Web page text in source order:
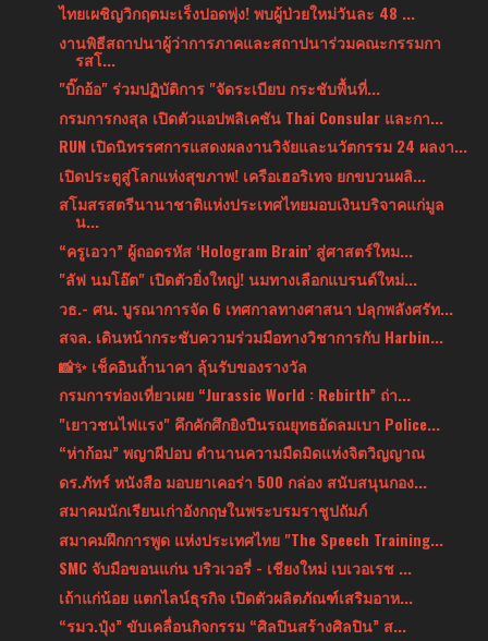
ไทยเผชิญวิกฤตมะเร็งปอดพุ่ง! พบผู้ป่วยใหม่วันละ 48 ...
งานพิธีสถาปนาผู้ว่าการภาคและสถาปนาร่วมคณะกรรมกา
รสโ...
"บิ๊กอ้อ" ร่วมปฏิบัติการ "จัดระเบียบ กระชับพื้นที่...
กรมการกงสุล เปิดตัวแอปพลิเคชัน Thai Consular และกา...
RUN เปิดนิทรรศการแสดงผลงานวิจัยและนวัตกรรม 24 ผลงา...
เปิดประตูสู่โลกแห่งสุขภาพ! เครือเฮอริเทจ ยกขบวนผลิ...
สโมสรสตรีนานาชาติแห่งประเทศไทยมอบเงินบริจาคแก่มูล
น...
“ครูเอวา” ผู้ถอดรหัส ‘Hologram Brain’ สู่ศาสตร์ใหม...
"ลัฟ นมโอ๊ต" เปิดตัวยิ่งใหญ่! นมทางเลือกแบรนด์ใหม่...
วธ.- ศน. บูรณาการจัด 6 เทศกาลทางศาสนา ปลุกพลังศรัท...
สจล. เดินหน้ากระชับความร่วมมือทางวิชาการกับ Harbin...
📸✨ เช็คอินถ้ำนาคา ลุ้นรับของรางวัล
กรมการท่องเที่ยวเผย “Jurassic World : Rebirth” ถ่า...
"เยาวชนไฟแรง" คึกคักศึกยิงปืนรณยุทธอัดลมเบา Police...
“ห่าก้อม” พญาผีปอบ ตำนานความมืดมิดแห่งจิตวิญญาณ
ดร.ภัทร์ หนังสือ มอบยาเคอร่า 500 กล่อง สนับสนุนกอง...
สมาคมนักเรียนเก่าอังกฤษในพระบรมราชูปถัมภ์
สมาคมฝึกการพูด แห่งประเทศไทย "The Speech Training...
SMC จับมือขอนแก่น บริวเวอรี่ - เชียงใหม่ เบเวอเรช ...
เถ้าแก่น้อย แตกไลน์ธุรกิจ เปิดตัวผลิตภัณฑ์เสริมอาห...
“รมว.ปุ๋ง” ขับเคลื่อนกิจกรรม “ศิลปินสร้างศิลปิน” ส...